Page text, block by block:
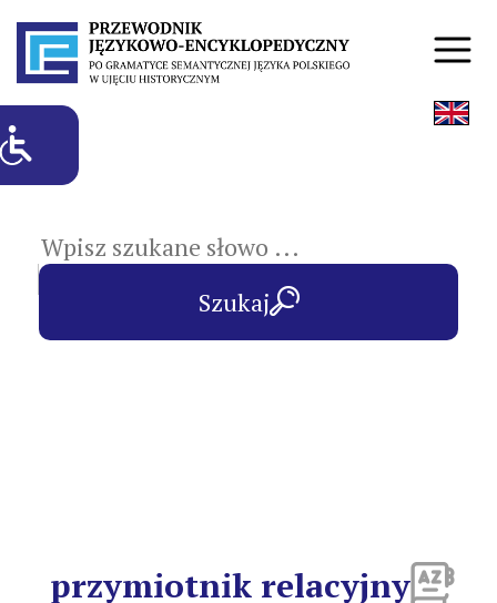
Szukaj
przymiotnik relacyjny